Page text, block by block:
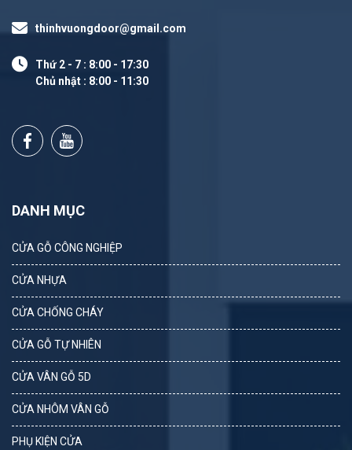
thinhvuongdoor@gmail.com
Thứ 2 - 7 : 8:00 - 17:30
Chủ nhật : 8:00 - 11:30
DANH MỤC
CỬA GỖ CÔNG NGHIỆP
CỬA NHỰA
CỬA CHỐNG CHÁY
CỬA GỖ TỰ NHIÊN
CỬA VÂN GỖ 5D
CỬA NHÔM VÂN GỖ
PHỤ KIỆN CỬA